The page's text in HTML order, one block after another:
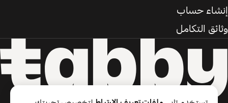
إنشاء حساب
وثائق التكامل